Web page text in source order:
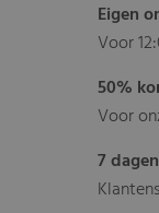
Eigen
Voor
50%
Voor
7